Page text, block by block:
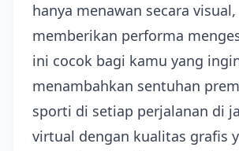
hanya menawan secara
memberikan performa
ini cocok bagi kamu yang
menambahkan sentuhan
sporti di setiap perjalanan di
virtual dengan kualitas grafis